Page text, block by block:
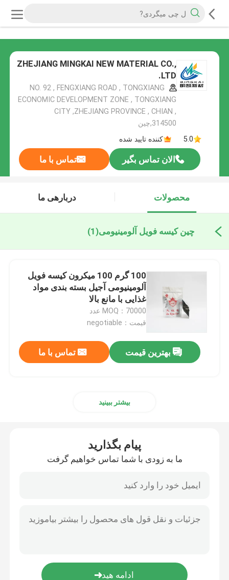
ZHEJIANG MINGKAI NEW MATERIAL CO.,
LTD.
NO. 92 , FENGXIANG ROAD , TONGXIANG
ECONOMIC DEVELOPMENT ZONE , TONGXIANG
CITY ,ZHEJIANG PROVINCE , CHIAN ,
314500,چین
5.0
کننده تایید شده
الان تماس بگیر تماس با ما
محصولات دربارهی ما
چین کیسه فویل آلومینیومی(1)
100 گرم 100 میکرون کیسه فویل
آلومینیومی آجیل بسته بندی مواد
غذایی با مانع بالا
MOQ：70000 عدد
قیمت：negotiable
بهترین قیمت تماس با ما
بیشتر ببینید
پیام بگذارید
ما به زودی با شما تماس خواهیم گرفت